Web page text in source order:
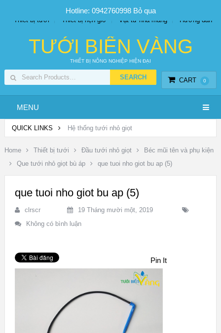
SP PHUN SƯƠNG GIÁ TỐT Bộ KIT tưới
Thiết bị tưới
Thiết bị hẹn giờ Vật tư nhà màng Hướng dẫn
TƯỚI BIỂN VÀNG
THIẾT BỊ NÔNG NGHIỆP HIỆN ĐẠI
CART 0
MENU
QUICK LINKS Hệ thống tưới nhỏ giọt
Home Thiết bị tưới Đầu tưới nhỏ giọt
Béc mũi tên và phụ kiện
Que tưới nhỏ giọt bù áp
que tuoi nho giot bu ap (5)
que tuoi nho giot bu ap (5)
clrscr
19 Tháng mười một, 2019
Không có bình luận
Pin It
Hotline: 0942760998 Bỏ qua